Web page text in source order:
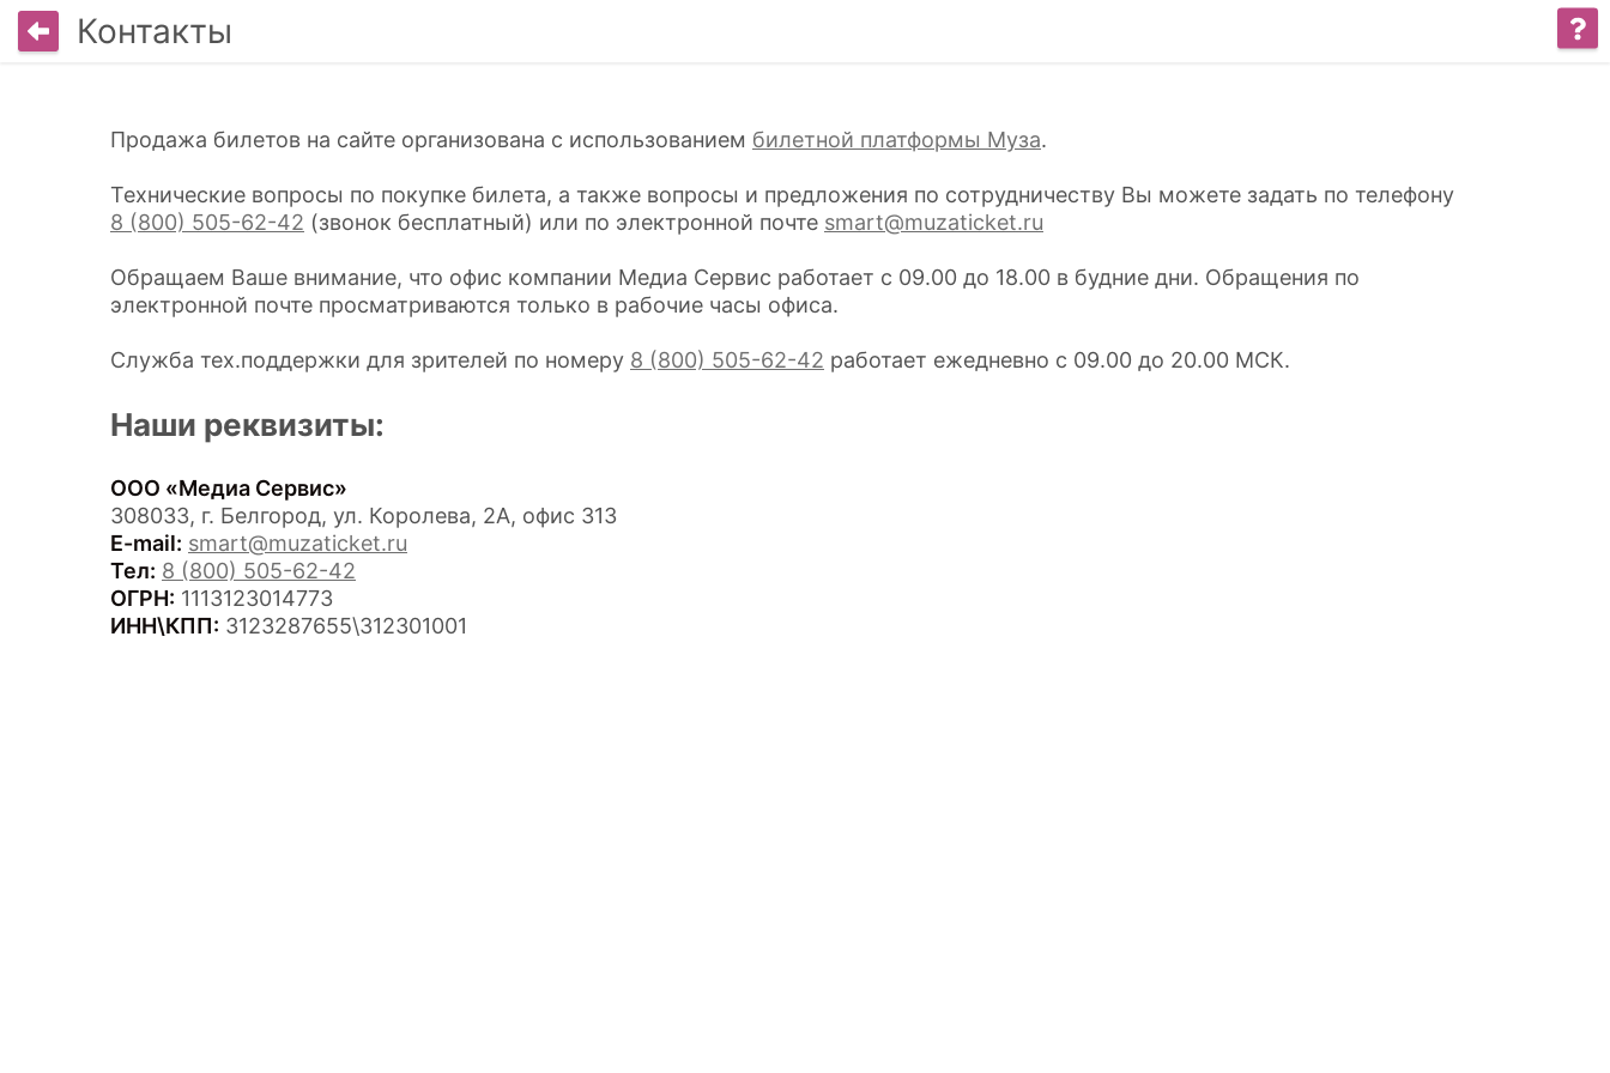
Контакты
Продажа билетов на сайте организована с использованием билетной платформы Муза.
Технические вопросы по покупке билета, а также вопросы и предложения по сотрудничеству Вы можете задать по телефону
8 (800) 505-62-42 (звонок бесплатный) или по электронной почте smart@muzaticket.ru
Обращаем Ваше внимание, что офис компании Медиа Сервис работает с 09.00 до 18.00 в будние дни. Обращения по
электронной почте просматриваются только в рабочие часы офиса.
Служба тех.поддержки для зрителей по номеру 8 (800) 505-62-42 работает ежедневно с 09.00 до 20.00 МСК.
Наши реквизиты:
ООО «Медиа Сервис»
308033, г. Белгород, ул. Королева, 2А, офис 313
E-mail: smart@muzaticket.ru
Тел: 8 (800) 505-62-42
ОГРН: 1113123014773
ИНН\КПП: 3123287655\312301001